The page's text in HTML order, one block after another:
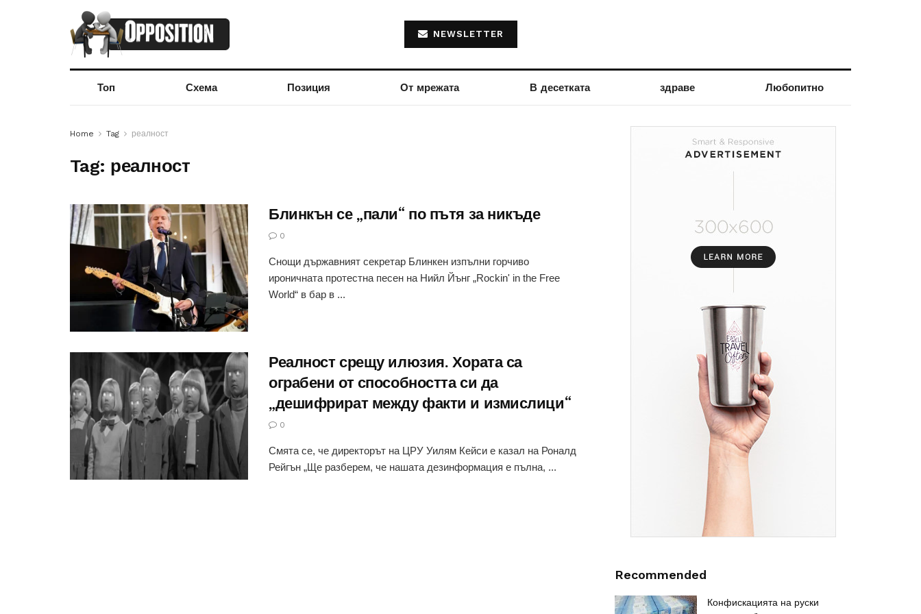
NEWSLETTER
Топ Схема Позиция От мрежата В десетката здраве Любопитно
Home Tag реалност
Tag: реалност
Блинкън се „пали“ по пътя за никъде
0
Снощи държавният секретар Блинкен изпълни горчиво
ироничната протестна песен на Нийл Йънг „Rockin' in the Free
World“ в бар в ...
Реалност срещу илюзия. Хората са
ограбени от способността си да
„дешифрират между факти и измислици“
0
Смята се, че директорът на ЦРУ Уилям Кейси е казал на Роналд
Рейгън „Ще разберем, че нашата дезинформация е пълна, ...
Recommended
Конфискацията на руски